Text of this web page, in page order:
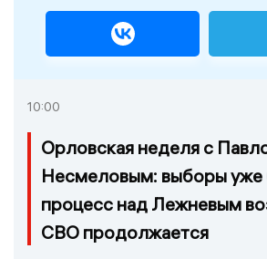
10:00
Орловская неделя с
Несмеловым: выборы уже
процесс над Лежневым
СВО продолжается